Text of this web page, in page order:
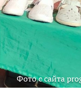
Фото с сайта